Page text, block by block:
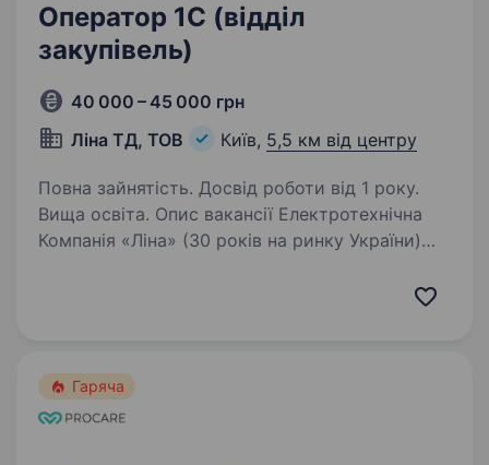
Оператор 1С (відділ
закупівель)
40 000 – 45 000 грн
Ліна ТД, ТОВ
Київ, 5,5 км від центру
Повна зайнятість. Досвід роботи від 1 року.
Вища освіта. Опис вакансії Електротехнічна
Компанія «Ліна» (30 років на ринку України)
1С у відділ закупівель. Вимоги до кандидата:
Гаряча